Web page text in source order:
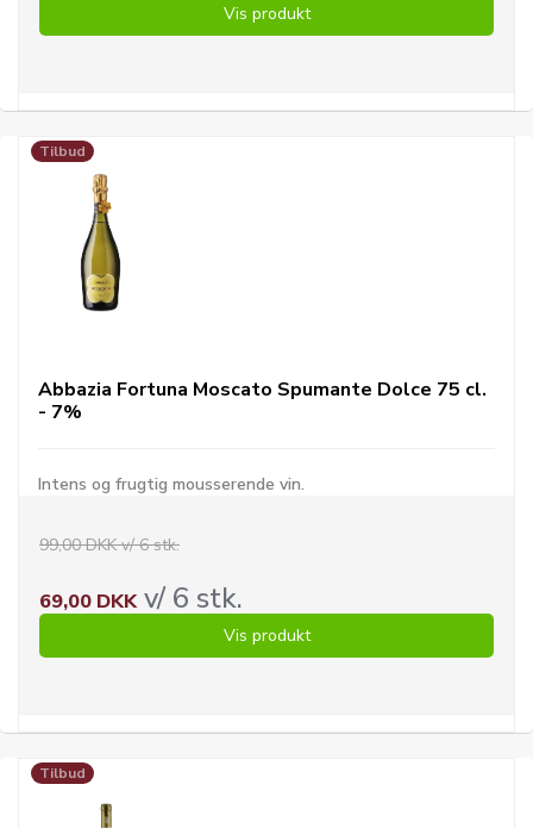
Vis produkt
Tilbud
Abbazia Fortuna Moscato Spumante Dolce 75 cl.
- 7%
Intens og frugtig mousserende vin.
99,00 DKK v/ 6 stk.
69,00 DKKv/ 6 stk.
Vis produkt
Tilbud